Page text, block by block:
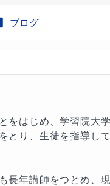
ブログ
をはじめ、学習院大
とり、生徒を指導し
長年講師をつとめ、